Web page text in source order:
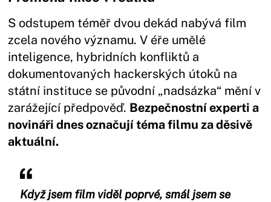
S odstupem téměř dvou dekád nabývá film
zcela nového významu. V éře umělé
inteligence, hybridních konfliktů a
dokumentovaných hackerských útoků na
státní instituce se původní „nadsázka“ mění v
zarážející předpověď. Bezpečnostní experti a
novináři dnes označují téma filmu za děsivě
aktuální.
Když jsem film viděl poprvé, smál jsem se